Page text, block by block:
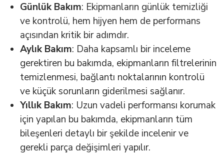
Günlük Bakım: Ekipmanların günlük temizliği
ve kontrolü, hem hijyen hem de performans
açısından kritik bir adımdır.
Aylık Bakım: Daha kapsamlı bir inceleme
gerektiren bu bakımda, ekipmanların filtrelerinin
temizlenmesi, bağlantı noktalarının kontrolü
ve küçük sorunların giderilmesi sağlanır.
Yıllık Bakım: Uzun vadeli performansı korumak
için yapılan bu bakımda, ekipmanların tüm
bileşenleri detaylı bir şekilde incelenir ve
gerekli parça değişimleri yapılır.